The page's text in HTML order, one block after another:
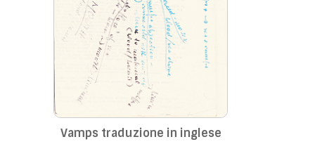
Vamps traduzione in inglese